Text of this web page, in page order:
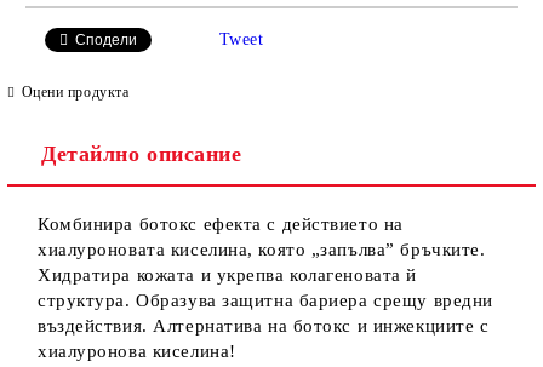
Ние ще се свържем с вас в рамките на работния ден.
Сподели Tweet
Оцени продукта
Детайлно описание
Комбинира ботокс ефекта с действието на
хиалуроновата киселина, която „запълва” бръчките.
Хидратира кожата и укрепва колагеновата й
структура. Образува защитна бариера срещу вредни
въздействия. Алтернатива на ботокс и инжекциите с
хиалуронова киселина!